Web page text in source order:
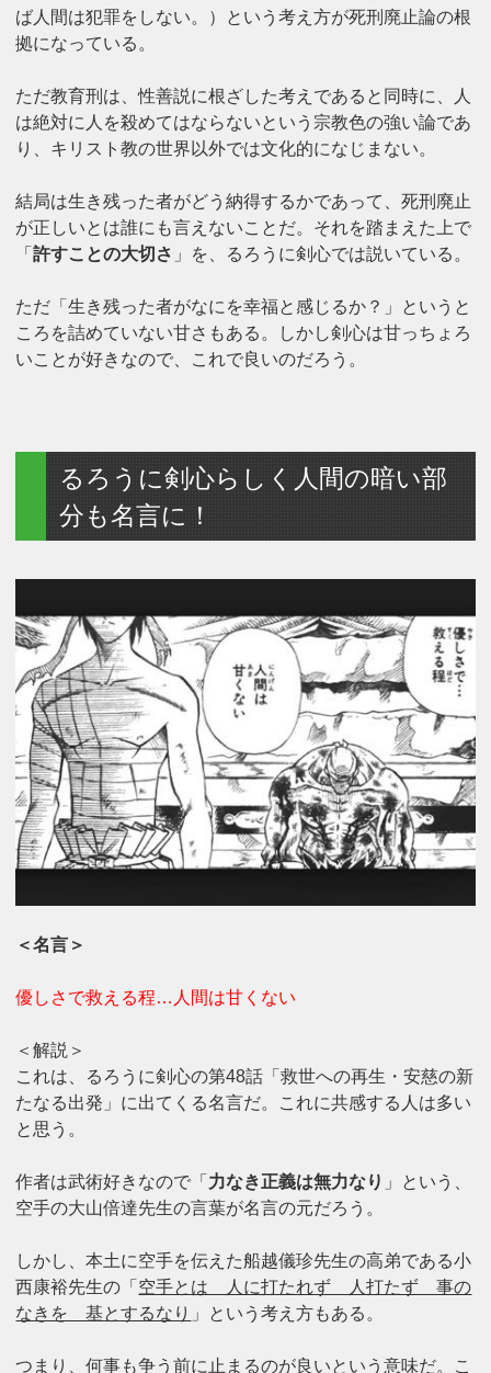
ば人間は犯罪をしない。）という考え方が死刑廃止論の根
拠になっている。
ただ教育刑は、性善説に根ざした考えであると同時に、人
は絶対に人を殺めてはならないという宗教色の強い論であ
り、キリスト教の世界以外では文化的になじまない。
結局は生き残った者がどう納得するかであって、死刑廃止
が正しいとは誰にも言えないことだ。それを踏まえた上で
「許すことの大切さ 」を、るろうに剣心では説いている。
ただ「生き残った者がなにを幸福と感じるか？」というと
ころを詰めていない甘さもある。しかし剣心は甘っちょろ
いことが好きなので、これで良いのだろう。
るろうに剣心らしく人間の暗い部
分も名言に！
＜名言＞
優しさで救える程…人間は甘くない
＜解説＞
これは、るろうに剣心の第48話「救世への再生・安慈の新
たなる出発」に出てくる名言だ。これに共感する人は多い
と思う。
作者は武術好きなので「 力なき正義は無力なり 」という、
空手の大山倍達先生の言葉が名言の元だろう。
しかし、本土に空手を伝えた船越儀珍先生の高弟である小
西康裕先生の「 空手とは 人に打たれず 人打たず 事の
なきを 基とするなり 」という考え方もある。
つまり、何事も争う前に止まるのが良いという意味だ。こ